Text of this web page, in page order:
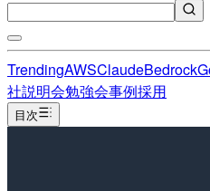
TrendingAWSClaudeBedrock
社説明会勉強会事例採用
目次